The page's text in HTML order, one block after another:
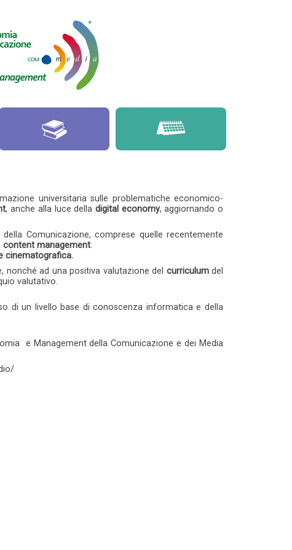
universitaria sulle problematiche economico-
, anche alla luce della digital economy, aggiornando o
Comunicazione, comprese quelle recentemente
content management.
cinematografica.
nonché ad una positiva valutazione del curriculumdel
valutativo.
di un livello base di conoscenza informatica e della
e Management della Comunicazione e dei Media